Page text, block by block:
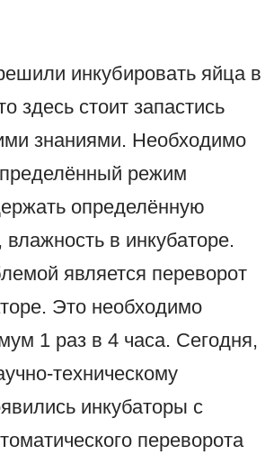
инкубировать яйца в
здесь стоит запастись
знаниями. Необходимо
режим
определённую
влажность в инкубаторе.
является переворот
Это необходимо
1 раз в 4 часа. Сегодня,
техническому
инкубаторы с
переворота